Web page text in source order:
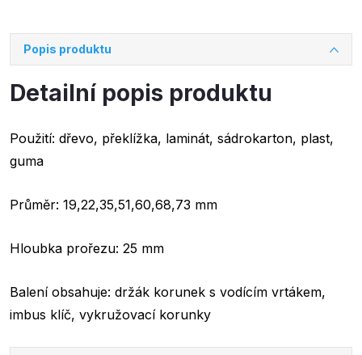
Popis produktu
Detailní popis produktu
Použití: dřevo, překlížka, laminát, sádrokarton, plast,
guma
Průměr: 19,22,35,51,60,68,73 mm
Hloubka prořezu: 25 mm
Balení obsahuje: držák korunek s vodícím vrtákem,
imbus klíč, vykružovací korunky